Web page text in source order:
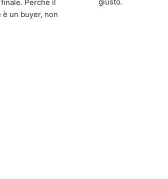
Perché il
un buyer, non